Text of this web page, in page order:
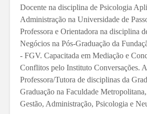
Docente na disciplina de Psicologia
Administração na Universidade de
Professora e Orientadora na disciplina
Negócios na Pós-Graduação da
- FGV. Capacitada em Mediação e
Conflitos pelo Instituto Conversações.
Professora/Tutora de disciplinas da
Graduação na Faculdade Metropolitana,
Gestão, Administração, Psicologia e